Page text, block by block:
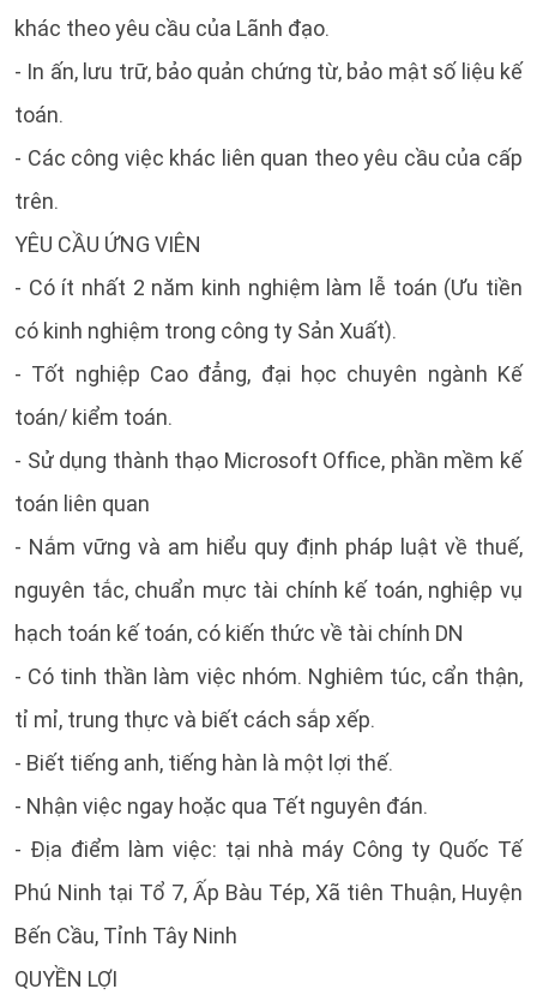
khác theo yêu cầu của Lãnh đạo.
- In ấn, lưu trữ, bảo quản chứng từ, bảo mật số liệu kế
toán.
- Các công việc khác liên quan theo yêu cầu của cấp
trên.
YÊU CẦU ỨNG VIÊN
- Có ít nhất 2 năm kinh nghiệm làm lễ toán (Ưu tiền
có kinh nghiệm trong công ty Sản Xuất).
- Tốt nghiệp Cao đẳng, đại học chuyên ngành Kế
toán/ kiểm toán.
- Sử dụng thành thạo Microsoft Office, phần mềm kế
toán liên quan
- Nắm vững và am hiểu quy định pháp luật về thuế,
nguyên tắc, chuẩn mực tài chính kế toán, nghiệp vụ
hạch toán kế toán, có kiến thức về tài chính DN
- Có tinh thần làm việc nhóm. Nghiêm túc, cẩn thận,
tỉ mỉ, trung thực và biết cách sắp xếp.
- Biết tiếng anh, tiếng hàn là một lợi thế.
- Nhận việc ngay hoặc qua Tết nguyên đán.
- Địa điểm làm việc: tại nhà máy Công ty Quốc Tế
Phú Ninh tại Tổ 7, Ấp Bàu Tép, Xã tiên Thuận, Huyện
Bến Cầu, Tỉnh Tây Ninh
QUYỀN LỢI